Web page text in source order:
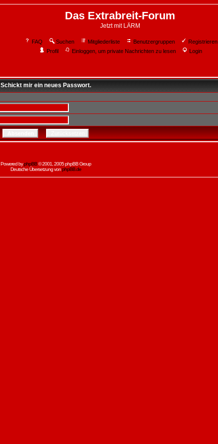
Das Extrabreit-Forum
Jetzt mit LÄRM
FAQ Suchen Mitgliederliste Benutzergruppen
Registrieren
Profil
Einloggen, um private Nachrichten zu lesen Login
Schickt mir ein neues Passwort.
Powered byphpBB© 2001, 2005 phpBB Group
Deutsche Übersetzung vonphpBB.de